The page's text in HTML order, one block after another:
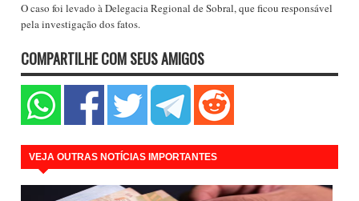
O caso foi levado à Delegacia Regional de Sobral, que ficou responsável
pela investigação dos fatos.
COMPARTILHE COM SEUS AMIGOS
VEJA OUTRAS NOTÍCIAS IMPORTANTES